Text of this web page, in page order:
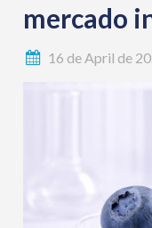
mercado
16 de April de